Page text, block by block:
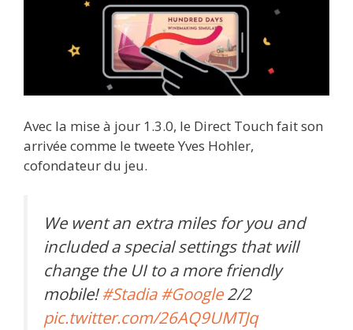
Avec la mise à jour 1.3.0, le Direct Touch fait son
arrivée comme le tweete Yves Hohler,
cofondateur du jeu.
We went an extra miles for you and
included a special settings that will
change the UI to a more friendly
mobile!#Stadia #Google2/2
pic.twitter.com/26AQ9UMTJq